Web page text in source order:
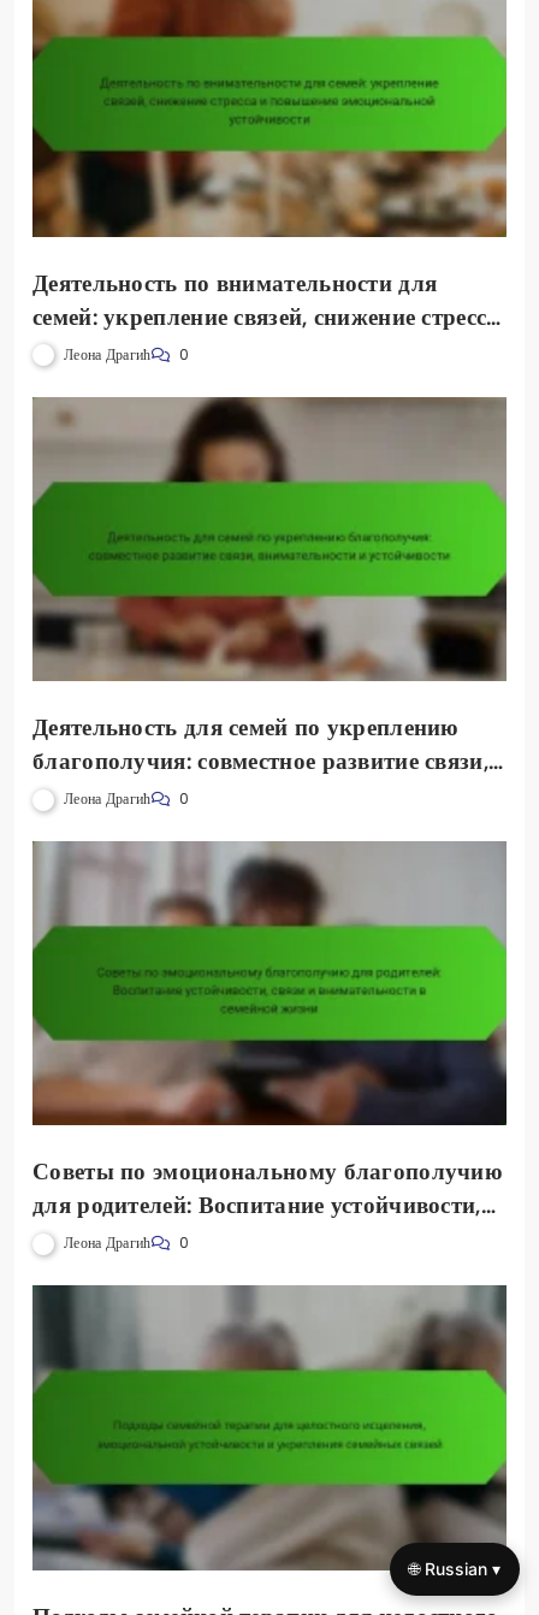
Деятельность по внимательности для
семей: укрепление связей, снижение стресса
и повышение эмоциональной устойчивости
Леона Драгић 0
Деятельность для семей по укреплению
благополучия: совместное развитие связи,
внимательности и устойчивости
Леона Драгић 0
Советы по эмоциональному благополучию
для родителей: Воспитание устойчивости,
связи и внимательности в семейной жизни
Леона Драгић 0
🌐 Russian ▾